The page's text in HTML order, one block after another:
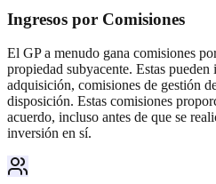
Ingresos por Comisiones
El GP a menudo gana comisiones
propiedad subyacente. Estas
adquisición, comisiones de gestión
disposición. Estas comisiones
acuerdo, incluso antes de que se
inversión en sí.